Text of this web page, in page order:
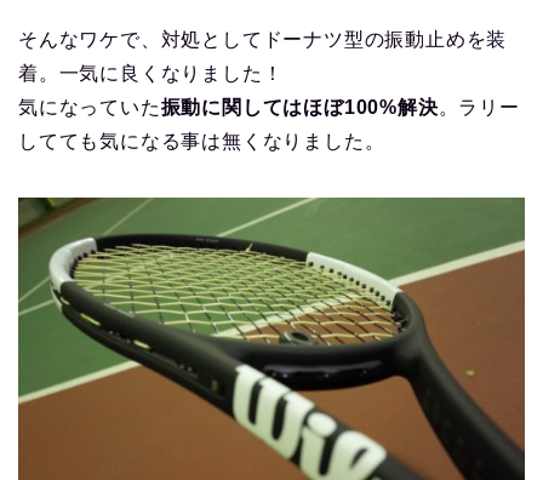
そんなワケで、対処としてドーナツ型の振動止めを装
着。一気に良くなりました！
気になっていた振動に関してはほぼ100%解決。ラリー
してても気になる事は無くなりました。